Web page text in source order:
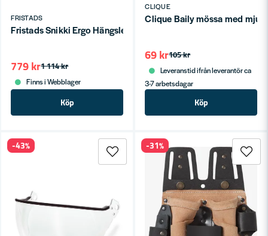
FRISTADS
Fristads Snikki Ergo Hängslen 9220 PPL ONESIZE
1 114 kr
779 kr
Finns i Webblager
Köp
CLIQUE
Clique Baily mössa med
105 kr
69 kr
Leveranstid ifrån leverantör ca
3-7 arbetsdagar
Köp
-43% -31%